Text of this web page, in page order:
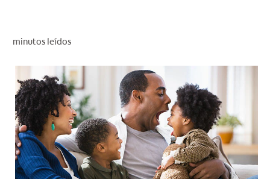
PARA PROFESIONALES
CL (ES)
SUSCRÍBASE
minutos leídos